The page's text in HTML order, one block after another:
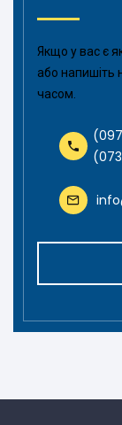
Якщо у вас є
або напишіть
часом.